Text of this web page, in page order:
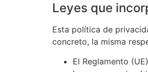
Leyes que
Esta política de
concreto, la misma
El Reglamento